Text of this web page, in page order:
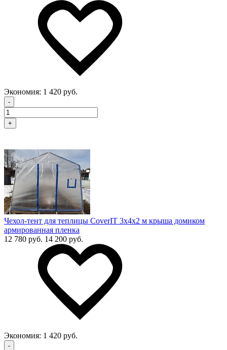
Экономия: 1 420 руб.
-
+
Чехол-тент для теплицы CoverIT 3х4х2 м крыша домиком
армированная пленка
12 780 руб. 14 200 руб.
Экономия: 1 420 руб.
-